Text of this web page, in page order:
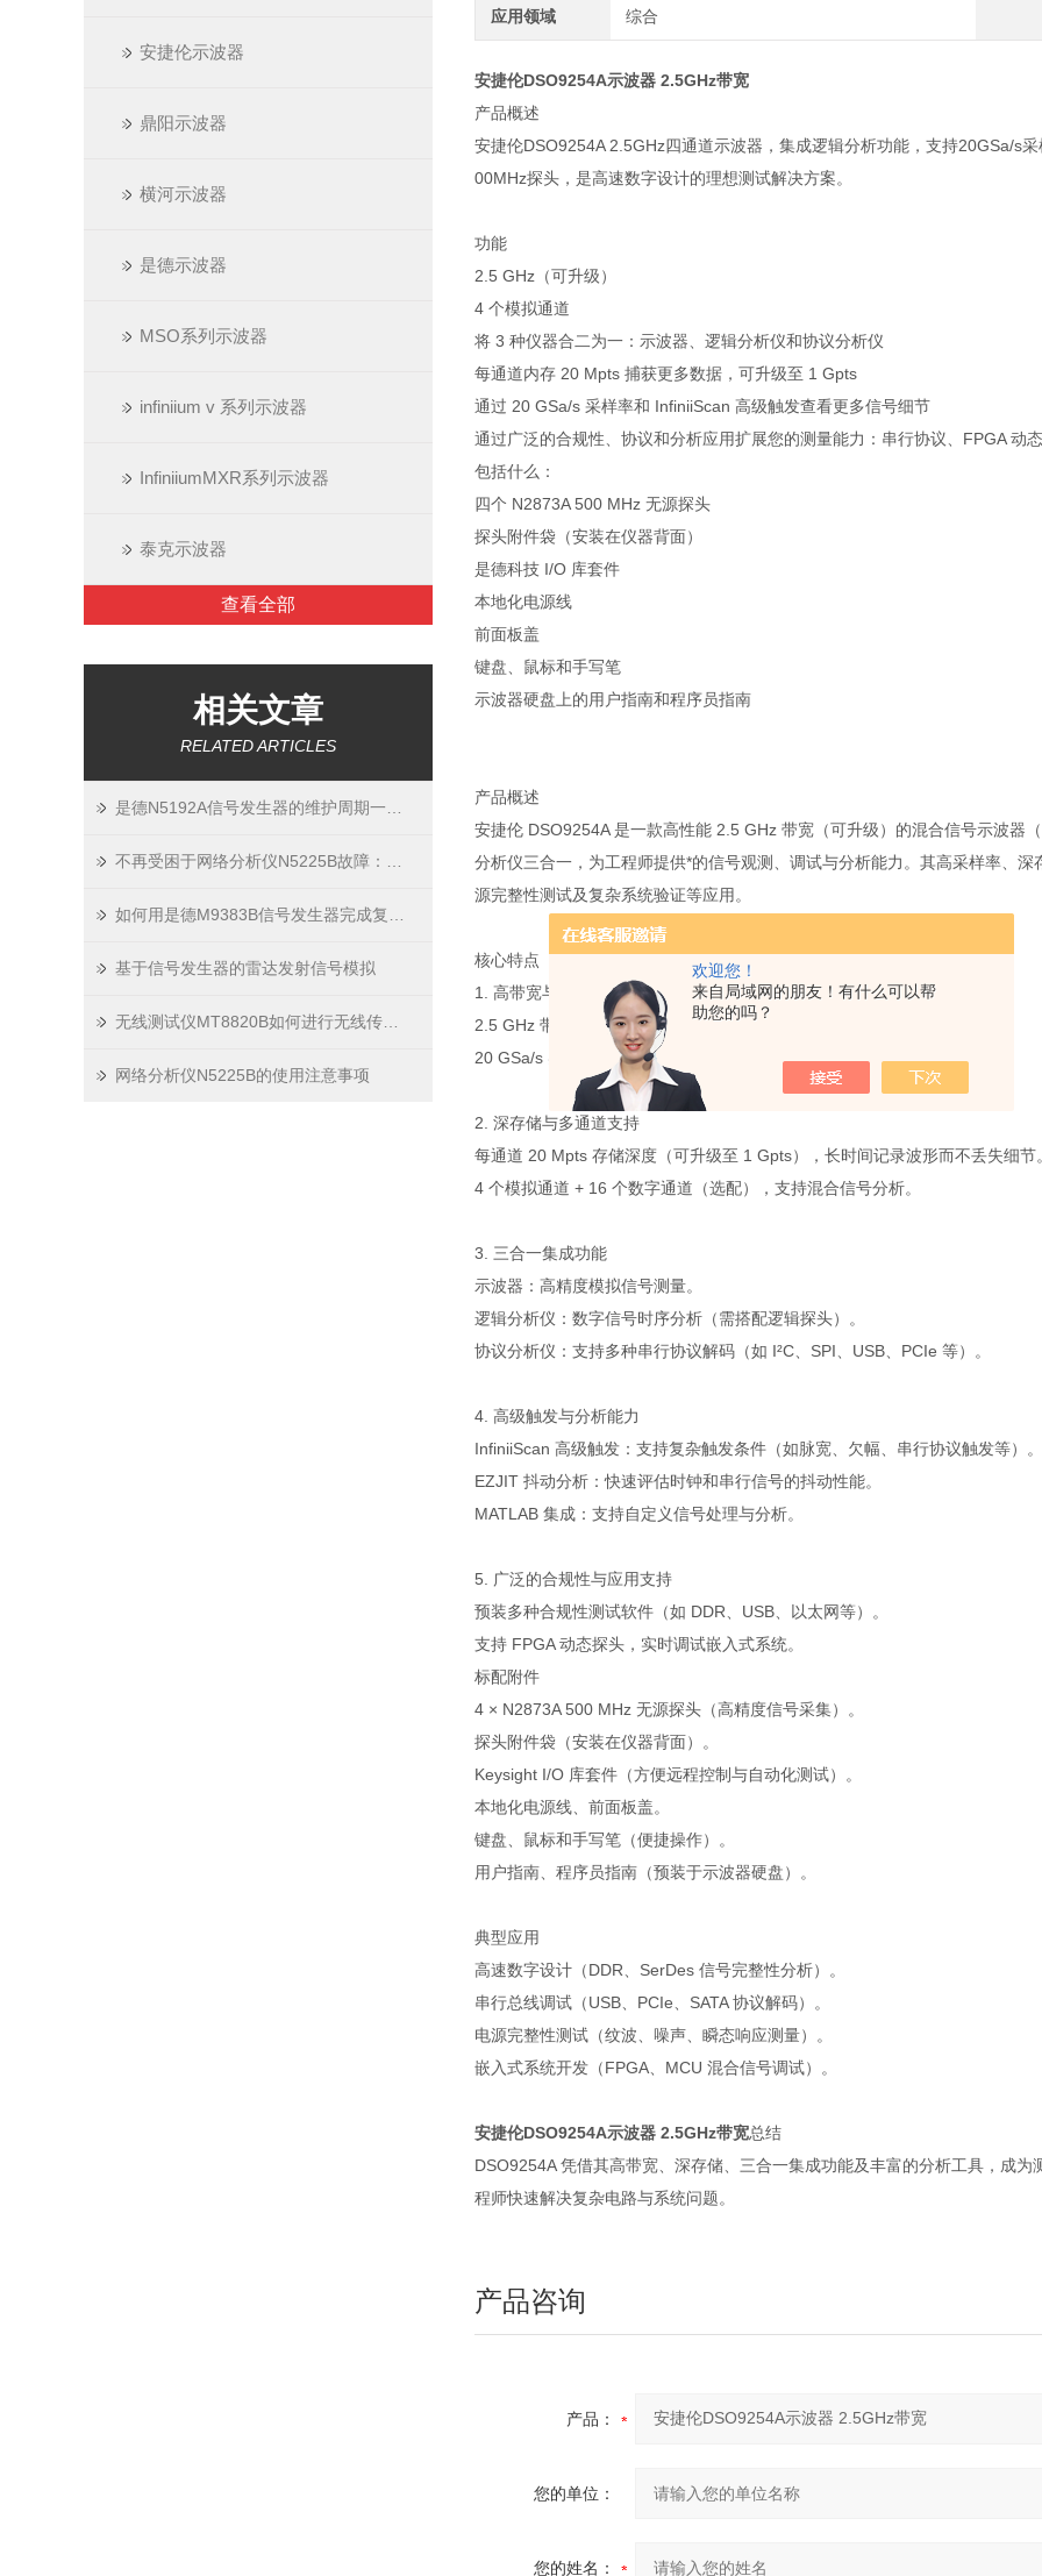
欢迎您！
来自局域网的朋友！有什么可以帮
助您的吗？
安捷伦示波器
鼎阳示波器
横河示波器
是德示波器
MSO系列示波器
infiniium v 系列示波器
InfiniiumMXR系列示波器
泰克示波器
查看全部
相关文章
RELATED ARTICLES
基于信号发生器的雷达发射信号模拟
网络分析仪N5225B的使用注意事项
应用领域 综合
安捷伦DSO9254A示波器 2.5GHz带宽
产品概述
安捷伦DSO9254A 2.5GHz四通道示波器，集成逻辑分析功能，支持20GSa/s
00MHz探头，是高速数字设计的理想测试解决方案。
功能
2.5 GHz（可升级）
4 个模拟通道
将 3 种仪器合二为一：示波器、逻辑分析仪和协议分析仪
每通道内存 20 Mpts 捕获更多数据，可升级至 1 Gpts
通过 20 GSa/s 采样率和 InfiniiScan 高级触发查看更多信号细节
通过广泛的合规性、协议和分析应用扩展您的测量能力：串行协议、FPGA 动
包括什么：
四个 N2873A 500 MHz 无源探头
探头附件袋（安装在仪器背面）
是德科技 I/O 库套件
本地化电源线
前面板盖
键盘、鼠标和手写笔
示波器硬盘上的用户指南和程序员指南
产品概述
安捷伦 DSO9254A 是一款高性能 2.5 GHz 带宽（可升级）的混合信号示波器
分析仪三合一，为工程师提供*的信号观测、调试与分析能力。其高采样率、
源完整性测试及复杂系统验证等应用。
核心特点
1. 高带宽与采样率
2.5 GHz 带宽（可升级），满足高速信号测量需求。
20 GSa/s 实时采样率，确保高精度捕获瞬态信号和快速边沿。
2. 深存储与多通道支持
每通道 20 Mpts 存储深度（可升级至 1 Gpts），长时间记录波形而不丢失细节。
4 个模拟通道 + 16 个数字通道（选配），支持混合信号分析。
3. 三合一集成功能
示波器：高精度模拟信号测量。
逻辑分析仪：数字信号时序分析（需搭配逻辑探头）。
协议分析仪：支持多种串行协议解码（如 I²C、SPI、USB、PCIe 等）。
4. 高级触发与分析能力
InfiniiScan 高级触发：支持复杂触发条件（如脉宽、欠幅、串行协议触发等）。
EZJIT 抖动分析：快速评估时钟和串行信号的抖动性能。
MATLAB 集成：支持自定义信号处理与分析。
5. 广泛的合规性与应用支持
预装多种合规性测试软件（如 DDR、USB、以太网等）。
支持 FPGA 动态探头，实时调试嵌入式系统。
标配附件
4 × N2873A 500 MHz 无源探头（高精度信号采集）。
探头附件袋（安装在仪器背面）。
Keysight I/O 库套件（方便远程控制与自动化测试）。
本地化电源线、前面板盖。
键盘、鼠标和手写笔（便捷操作）。
用户指南、程序员指南（预装于示波器硬盘）。
典型应用
高速数字设计（DDR、SerDes 信号完整性分析）。
串行总线调试（USB、PCIe、SATA 协议解码）。
电源完整性测试（纹波、噪声、瞬态响应测量）。
嵌入式系统开发（FPGA、MCU 混合信号调试）。
安捷伦DSO9254A示波器 2.5GHz带宽总结
DSO9254A 凭借其高带宽、深存储、三合一集成功能及丰富的分析工具，成
程师快速解决复杂电路与系统问题。
产品咨询
产品：
您的单位：
您的姓名：